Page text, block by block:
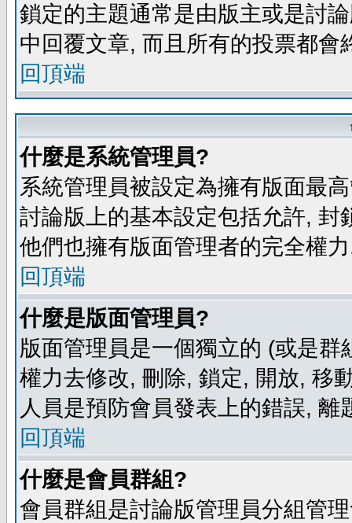
鎖定的主題通常是由版主或是討
中回覆文章, 而且所有的投票都
回頂端
什麼是系統管理員?
系統管理員被設定為擁有版面最
討論版上的基本設定包括允許,
他們也擁有版面管理者的完全權
回頂端
什麼是版面管理員?
版面管理員是一個獨立的 (或是
權力去修改, 刪除, 鎖定, 開放, 移
人員是預防會員發表上的錯誤, 離
回頂端
什麼是會員群組?
會員群組是討論版管理員分組管